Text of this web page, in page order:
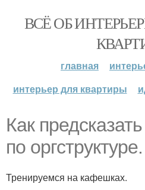
ВСЁ ОБ
главная
интерьер для квартиры
Как
по оргструктуре.
Тренируемся на кафешках.